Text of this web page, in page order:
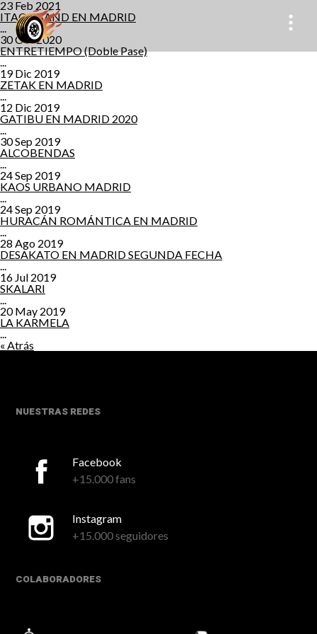
23 Feb 2021
ITACA BAND EN MADRID
...
30 Oct 2020
ENTRETIEMPO (Doble Pase)
...
19 Dic 2019
ZETAK EN MADRID
...
12 Dic 2019
GATIBU EN MADRID 2020
...
30 Sep 2019
ALCOBENDAS
...
24 Sep 2019
KAOS URBANO MADRID
...
24 Sep 2019
HURACÁN ROMÁNTICA EN MADRID
...
28 Ago 2019
DESAKATO EN MADRID SEGUNDA FECHA
...
16 Jul 2019
SKALARI
...
20 May 2019
LA KARMELA
...
« Atrás
NUESTRAS REDES
Facebook
+15.000 fans
Instagram
+15.000 seguidores
COLABORADORES